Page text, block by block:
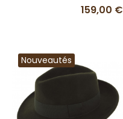
159,00 €
Nouveautés